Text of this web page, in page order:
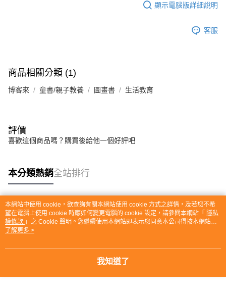
顯示電腦版詳細說明
客服
商品相關分類 (1)
博客來 童書/親子教養 圖畫書 生活教育
評價
喜歡這個商品嗎？購買後給他一個好評吧
本分類熱銷全站排行
熱門標籤
本網站中使用 cookie，欲查詢有關本網站使用 cookie 方式之詳情，及若您不希
望在電腦上使用 cookie 時應如何變更電腦的 cookie 設定，請參閱本網站「 隱私
權條款 」之 Cookie 聲明。您繼續使用本網站即表示您同意本公司得按本網站使
用條款之 Cookie 聲明使用 cookie。
了解更多 >
我知道了